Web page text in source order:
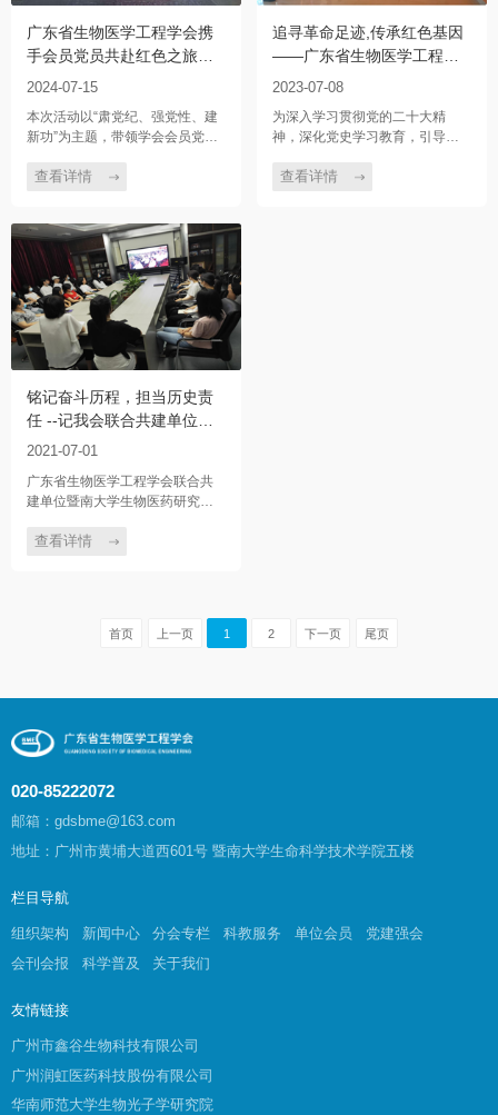
广东省生物医学工程学会携
手会员党员共赴红色之旅
——广州南越王墓博物馆开
功”主题教育活动
2024-07-15
本次活动以“肃党纪、强党性、建
新功”为主题，带领学会会员党员
的广州南越王墓博物馆，开展了
查看详情
追寻革命足迹,传承红色基因
——广东省生物医学工程学
会党支部参观东江纵队纪念
2023-07-08
为深入学习贯彻党的二十大精
神，深化党史学习教育，引导学
神谱系的丰富内涵和时代意义，7
查看详情
铭记奋斗历程，担当历史责
任 --记我会联合共建单位组
织党员观看庆祝中国共产党
2021-07-01
广东省生物医学工程学会联合共
建单位暨南大学生物医药研究院
日上午8时组织党员观看党中央庆
查看详情
首页 上一页 1 2 下一页 尾页
020-85222072
邮箱：gdsbme@163.com
地址：广州市黄埔大道西601号 暨南大学生命科学技术学院五楼
栏目导航
组织架构 新闻中心 分会专栏 科教服务 单位会员
党建强会
会刊会报
科学普及 关于我们
友情链接
广州市鑫谷生物科技有限公司
广州润虹医药科技股份有限公司
华南师范大学生物光子学研究院